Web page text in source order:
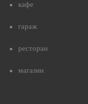
кафе
гараж
ресторан
магазин